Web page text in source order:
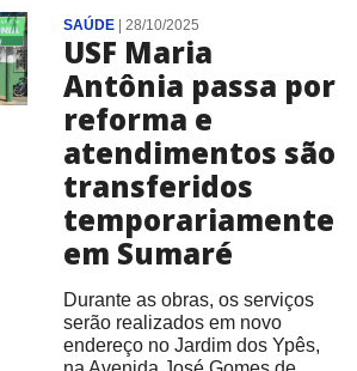
SAÚDE| 28/10/2025
USF Maria
Antônia passa por
reforma e
atendimentos são
transferidos
temporariamente
em Sumaré
Durante as obras, os serviços
serão realizados em novo
endereço no Jardim dos Ypês,